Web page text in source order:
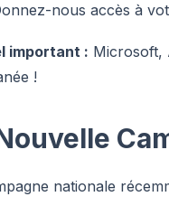
nous accès à
important : Microsoft,
!
nationale